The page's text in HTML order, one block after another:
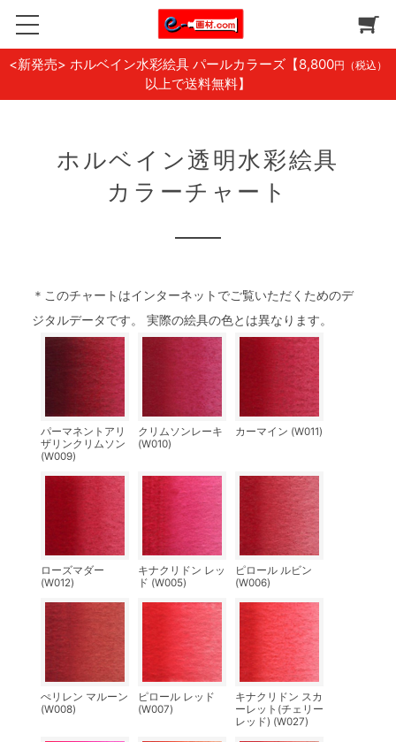
<新発売> ホルベイン水彩絵具 パールカラーズ 【8,800円（税込）
以上で送料無料】
ホルベイン透明水彩絵具
カラーチャート
＊このチャートはインターネットでご覧いただくためのデ
ジタルデータです。 実際の絵具の色とは異なります。
パーマネントアリ
ザリンクリムソン
(W009)
クリムソンレーキ
(W010)
カーマイン (W011)
ローズマダー
(W012)
キナクリドン レッ
ド (W005)
ピロール ルビン
(W006)
ぺリレン マルーン
(W008)
ピロール レッド
(W007)
キナクリドン スカ
ーレット(チェリー
レッド) (W027)